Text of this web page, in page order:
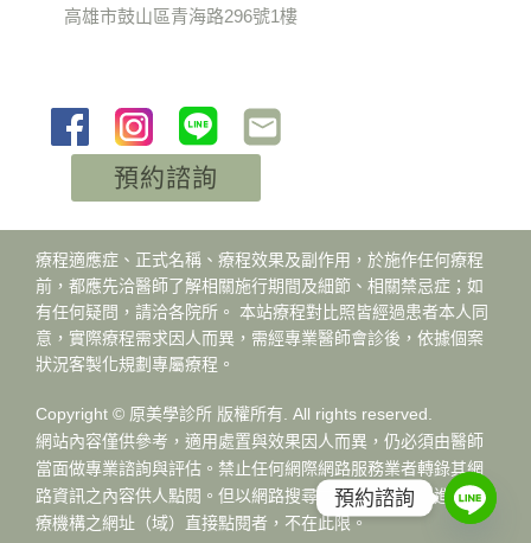
高雄市鼓山區青海路296號1樓
預約諮詢
療程適應症、正式名稱、療程效果及副作用，於施作任何療程
前，都應先洽醫師了解相關施行期間及細節、相關禁忌症；如
有任何疑問，請洽各院所。 本站療程對比照皆經過患者本人同
意，實際療程需求因人而異，需經專業醫師會診後，依據個案
狀況客製化規劃專屬療程。
Copyright © 原美學診所 版權所有. All rights reserved.
網站內容僅供參考，適用處置與效果因人而異，仍必須由醫師
當面做專業諮詢與評估。禁止任何網際網路服務業者轉錄其網
路資訊之內容供人點閱。但以網路搜尋或超連結方式，進入醫
療機構之網址（域）直接點閱者，不在此限。
預約諮詢